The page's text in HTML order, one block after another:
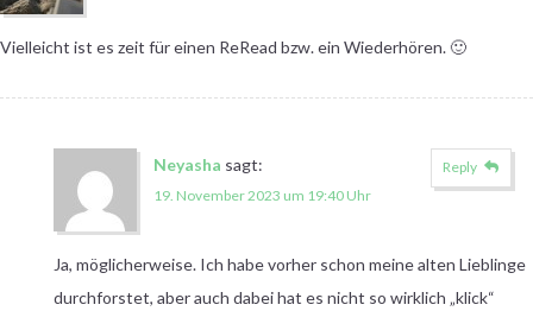
Vielleicht ist es zeit für einen ReRead bzw. ein Wiederhören. 🙂
Neyasha sagt:
19. November 2023 um 19:40 Uhr
Ja, möglicherweise. Ich habe vorher schon meine alten Lieblinge
durchforstet, aber auch dabei hat es nicht so wirklich „klick“
Reply